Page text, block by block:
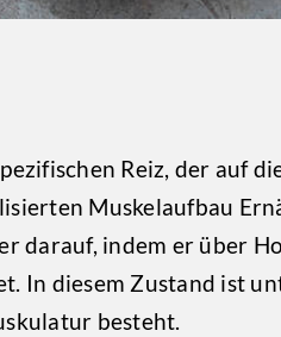
Reiz, der auf
Muskelaufbau
darauf, indem er über
In diesem Zustand ist
besteht.